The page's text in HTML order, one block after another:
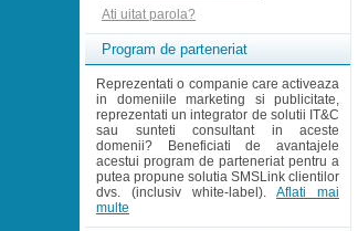
Ati uitat parola?
Program de parteneriat
Reprezentati o companie care activeaza
in domeniile marketing si publicitate,
reprezentati un integrator de solutii IT&C
sau sunteti consultant in aceste
domenii? Beneficiati de avantajele
acestui program de parteneriat pentru a
putea propune solutia SMSLink clientilor
dvs. (inclusiv white-label). Aflati mai
multe